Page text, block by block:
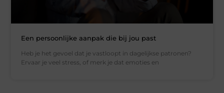
Een persoonlijke aanpak die bij jou past
Heb je het gevoel dat je vastloopt in dagelijkse patronen?
Ervaar je veel stress, of merk je dat emoties en